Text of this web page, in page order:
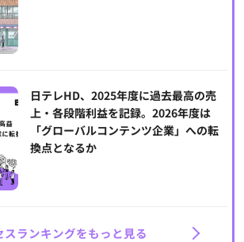
日テレHD、2025年度に過去最高の売
上・各段階利益を記録。2026年度は
「グローバルコンテンツ企業」への転
換点となるか
スランキングをもっと見る